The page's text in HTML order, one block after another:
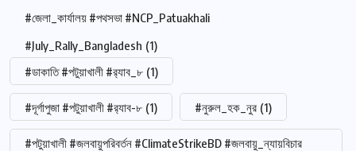
#জেলা_কার্যালয় #পথসভা #NCP_Patuakhali
#July_Rally_Bangladesh (1)
#ডাকাতি #পটুয়াখালী #র‍্যাব_৮ (1)
#দূর্গাপুজা #পটুয়াখালী #র‍্যাব-৮ (1) #নুরুল_হক_নুর (1)
#পটুয়াখালী #জলবায়ুপরিবর্তন #ClimateStrikeBD #জলবায়ু_ন্যায়বিচার